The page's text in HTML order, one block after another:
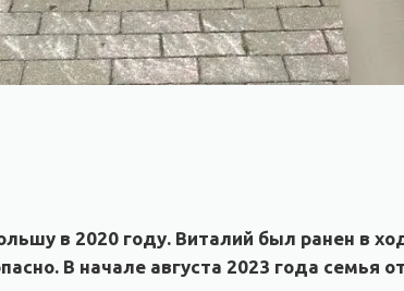
в 2020 году. Виталий был ранен в
В начале августа 2023 года семья